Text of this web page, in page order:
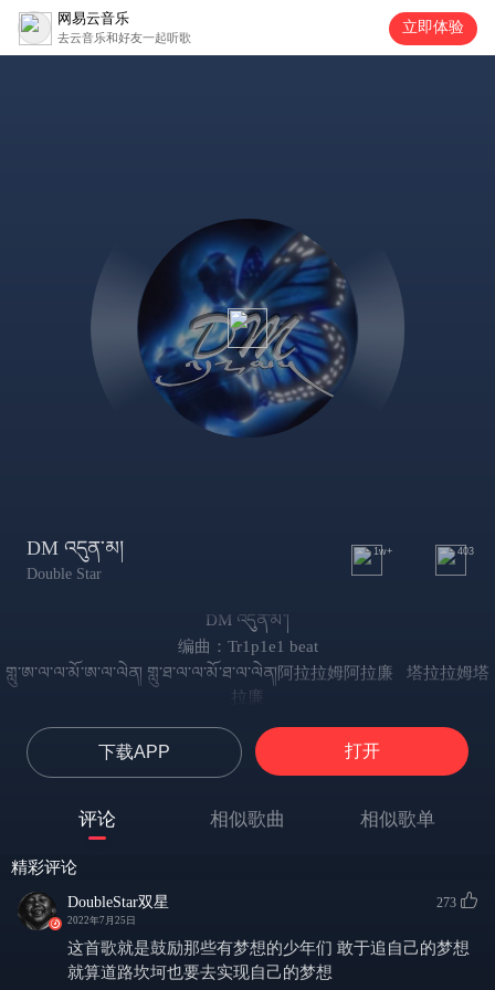
网易云音乐
去云音乐和好友一起听歌
立即体验
DM འདུན་མ།
Double Star
1w+ 403
DM འདུན་མ་།
编曲：Tr1p1e1 beat
གླུ་ཨ་ལ་ལ་མོ་ཨ་ལ་ལེན། གླུ་ཐ་ལ་ལ་མོ་ཐ་ལ་ལེན།阿拉拉姆阿拉廉 塔拉拉姆塔
拉廉
གླུ་གོ་ན་རྣ་བའི་བདུད་རྩི་ཡིན། གླུ་མ་གོ་ང་ལ་འབྲེལ་བ་མེད། 懂了就是“良药” 不懂
与我无关
Double-SGTow：Doublesidedboy
Doublesidedboy
རང་འགྲོ་སའི་ལམ་ནོར་ཡང་འགྱོད་པ་མེད།走自己的路，无怨无悔。
上帝给我开成功的窗口
下载APP 打开
评论 相似歌曲 相似歌单
精彩评论
DoubleStar双星
2022年7月25日
273
这首歌就是鼓励那些有梦想的少年们 敢于追自己的梦想
就算道路坎坷也要去实现自己的梦想